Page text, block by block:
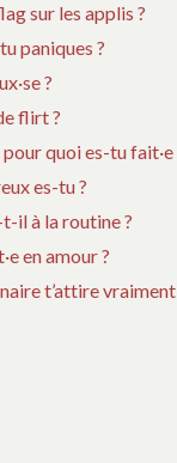
sur les applis ?
paniques ?
?
flirt ?
quoi es-tu fait·e
es-tu ?
il à la routine ?
en amour ?
t’attire vraiment